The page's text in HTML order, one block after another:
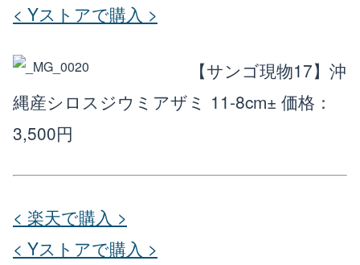
< Yストアで購入 >
【サンゴ現物17】沖
縄産シロスジウミアザミ 11-8cm± 価格：
3,500円
< 楽天で購入 >
< Yストアで購入 >